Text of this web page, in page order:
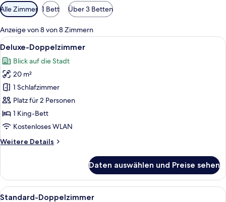
Verfügbare
Filter
für
Zimmer
Alle Zimmer 1 Bett Über 3 Betten
Anzeige von 8 von 8 Zimmern
Alle
Fotos
für
Deluxe-
Doppelzimmer
anzeigen
Ein Schlafzimmer mit schrägen
11
Deluxe-Doppelzimmer
Blick auf die Stadt
20 m²
1 Schlafzimmer
Platz für 2 Personen
1 King-Bett
Kostenloses WLAN
Weitere Details
Weitere
Doppelzimmer
Daten auswählen und Preise sehen
Alle
Ein Schlafzimmer mit Bett,
8
Standard-Doppelzimmer